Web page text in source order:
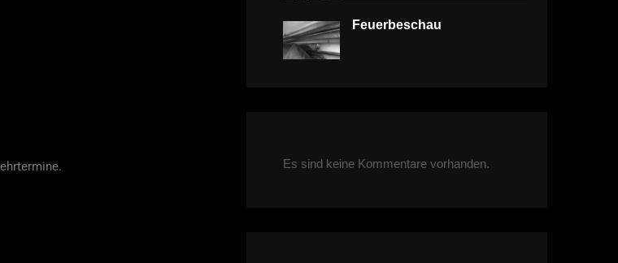
Feuerbeschau
Es sind keine Kommentare vorhanden.